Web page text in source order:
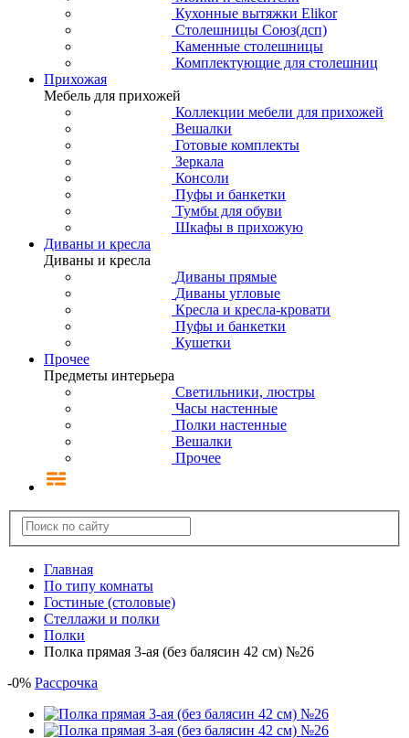
Кухонные вытяжки Elikor
Столешницы Союз(дсп)
Каменные столешницы
Комплектующие для столешниц
Прихожая
Мебель для прихожей
Коллекции мебели для прихожей
Вешалки
Готовые комплекты
Зеркала
Консоли
Пуфы и банкетки
Тумбы для обуви
Шкафы в прихожую
Диваны и кресла
Диваны и кресла
Диваны прямые
Диваны угловые
Кресла и кресла-кровати
Пуфы и банкетки
Кушетки
Прочее
Предметы интерьера
Светильники, люстры
Часы настенные
Полки настенные
Вешалки
Прочее
Главная
По типу комнаты
Гостиные (столовые)
Стеллажи и полки
Полки
Полка прямая 3-ая (без балясин 42 см) №26
-0% Рассрочка